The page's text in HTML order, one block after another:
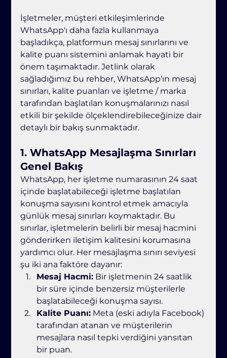
İşletmeler, müşteri etkileşimlerinde
WhatsApp'ı daha fazla kullanmaya
başladıkça, platformun mesaj sınırlarını ve
kalite puanı sistemini anlamak hayati bir
önem taşımaktadır. Jetlink olarak
sağladığımız bu rehber, WhatsApp’ın mesaj
sınırları, kalite puanları ve işletme / marka
tarafından başlatılan konuşmalarınızı nasıl
etkili bir şekilde ölçeklendirebileceğinize dair
detaylı bir bakış sunmaktadır.
1. WhatsApp Mesajlaşma Sınırları
Genel Bakış
WhatsApp, her işletme numarasının 24 saat
içinde başlatabileceği işletme başlatılan
konuşma sayısını kontrol etmek amacıyla
günlük mesaj sınırları koymaktadır. Bu
sınırlar, işletmelerin belirli bir mesaj hacmini
gönderirken iletişim kalitesini korumasına
yardımcı olur. Her mesajlaşma sınırı seviyesi
şu iki ana faktöre dayanır:
Mesaj Hacmi: Bir işletmenin 24 saatlik
bir süre içinde benzersiz müşterilerle
başlatabileceği konuşma sayısı.
Kalite Puanı: Meta (eski adıyla Facebook)
tarafından atanan ve müşterilerin
mesajlara nasıl tepki verdiğini yansıtan
bir puan.